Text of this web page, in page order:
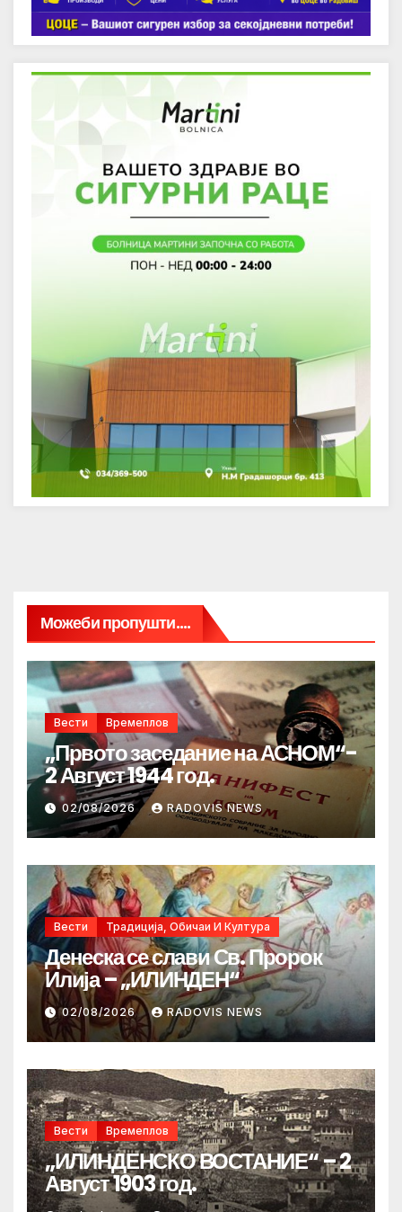
Можеби пропушти....
Вести Времеплов
„Првото заседание на АСНОМ“-
2 Август 1944 год.
02/08/2026 RADOVIS NEWS
Вести Традиција, Обичаи И Култура
Денеска се слави Св. Пророк
Илија – „ИЛИНДЕН“
02/08/2026 RADOVIS NEWS
Вести Времеплов
„ИЛИНДЕНСКО ВОСТАНИЕ“ – 2
Август 1903 год.